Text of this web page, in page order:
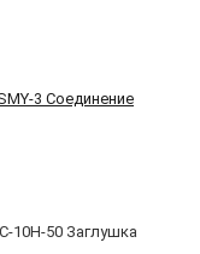
3 Соединение